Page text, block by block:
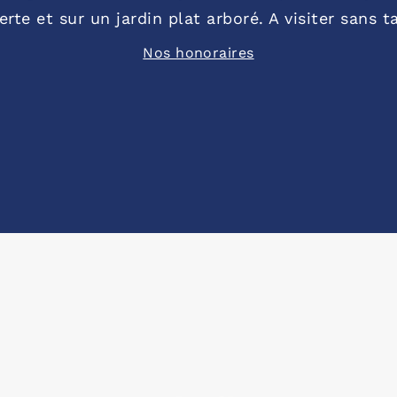
et sur un jardin plat arboré. A visiter sans
Nos honoraires